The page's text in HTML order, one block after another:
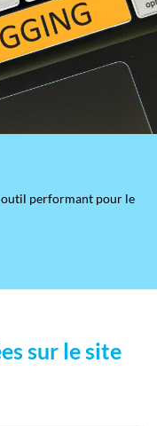
outil performant pour le
sur le site